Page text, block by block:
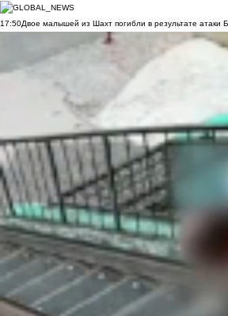
17:50Двое малышей из Шахт погибли в результате атаки